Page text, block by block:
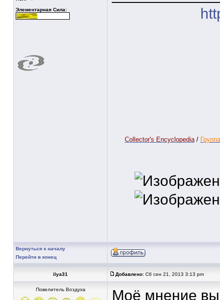
Элементарная Сила:
Collector's Encyclopedia/
Вернуться к началу
Перейти в конец
ilya31 Добавлено: Сб сен 21, 2013 3:13 pm
Повелитель Воздуха Моё мнение вы